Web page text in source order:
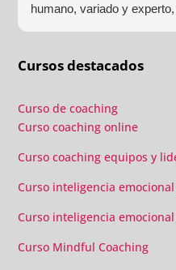
humano, variado y
añadido con multitud de
gran liderazgo de Beatriz
Cursos destacados
Curso de coaching
Curso coaching online
Curso coaching equipos y
Curso inteligencia
Curso inteligencia
Curso Mindful Coaching